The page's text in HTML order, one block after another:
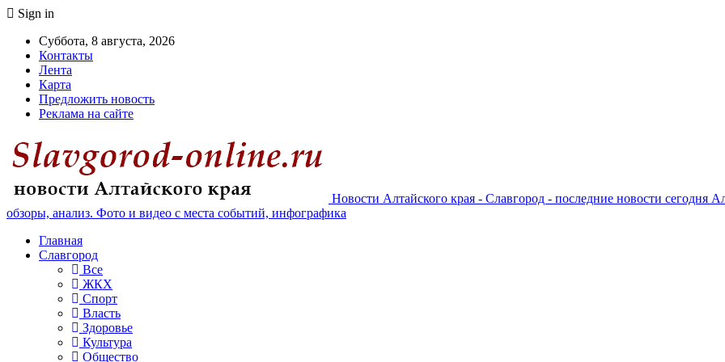
Sign in
Суббота, 8 августа, 2026
Контакты
Лента
Карта
Предложить новость
Реклама на сайте
Новости Алтайского края - Славгород - последние новости сегодня
обзоры, анализ. Фото и видео с места событий, инфографика
Главная
Славгород
Все
ЖКХ
Спорт
Власть
Здоровье
Культура
Общество